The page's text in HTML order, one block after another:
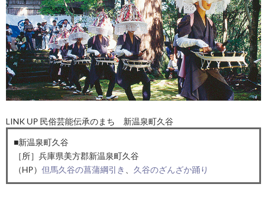
LINK UP 民俗芸能伝承のまち 新温泉町久谷
■新温泉町久谷
［所］兵庫県美方郡新温泉町久谷
（HP） 但馬久谷の菖蒲綱引き 、 久谷のざんざか踊り